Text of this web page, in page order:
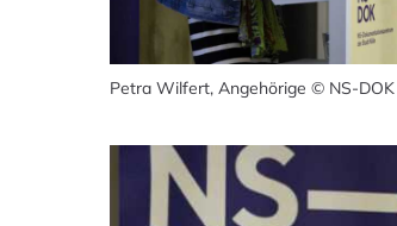
Petra Wilfert, Angehörige © NS-DOK